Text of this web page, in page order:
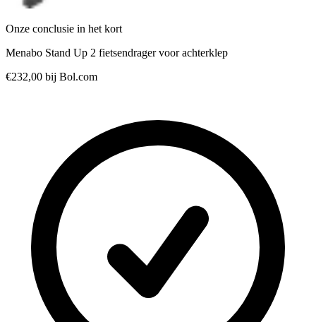
Onze conclusie in het kort
Menabo Stand Up 2 fietsendrager voor achterklep
€232,00 bij Bol.com